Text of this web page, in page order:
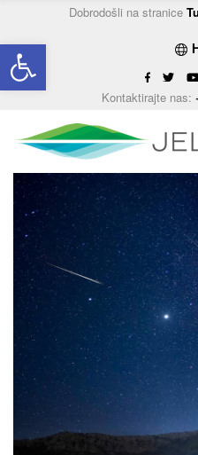
Open toolbar
Dobrodošli na stranice
Kontaktirajte nas: